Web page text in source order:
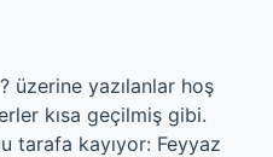
üzerine yazılanlar hoş
kısa geçilmiş gibi.
tarafa kayıyor: Feyyaz